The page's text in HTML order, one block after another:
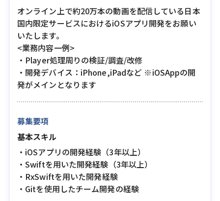
オンライン上で約20万本の動画を配信している日本
国内限定サービスにおけるiOSアプリ開発をお願い
いたします。
<業務内容一例>
・Player処理周りの検証/調査/改修
・開発デバイス：iPhone,iPadなど ※iOSAppの開
発がメインとなります
募集要項
基本スキル
・iOSアプリの開発経験（3年以上）
・Swiftを用いた開発経験（3年以上）
・RxSwiftを用いた開発経験
・Gitを使用したチーム開発の経験